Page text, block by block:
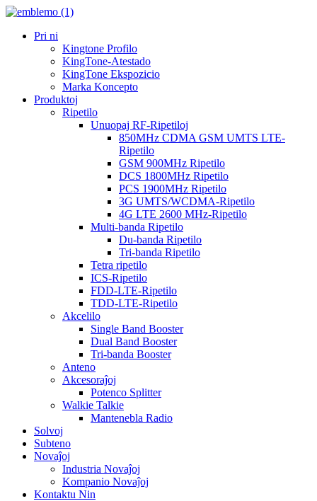
Pri ni
Kingtone Profilo
KingTone-Atestado
KingTone Ekspozicio
Marka Koncepto
Produktoj
Ripetilo
Unuopaj RF-Ripetiloj
850MHz CDMA GSM UMTS LTE-
Ripetilo
GSM 900MHz Ripetilo
DCS 1800MHz Ripetilo
PCS 1900MHz Ripetilo
3G UMTS/WCDMA-Ripetilo
4G LTE 2600 MHz-Ripetilo
Multi-banda Ripetilo
Du-banda Ripetilo
Tri-banda Ripetilo
Tetra ripetilo
ICS-Ripetilo
FDD-LTE-Ripetilo
TDD-LTE-Ripetilo
Akcelilo
Single Band Booster
Dual Band Booster
Tri-banda Booster
Anteno
Akcesoraĵoj
Potenco Splitter
Walkie Talkie
Mantenebla Radio
Solvoj
Subteno
Novaĵoj
Industria Novaĵoj
Kompanio Novaĵoj
Kontaktu Nin